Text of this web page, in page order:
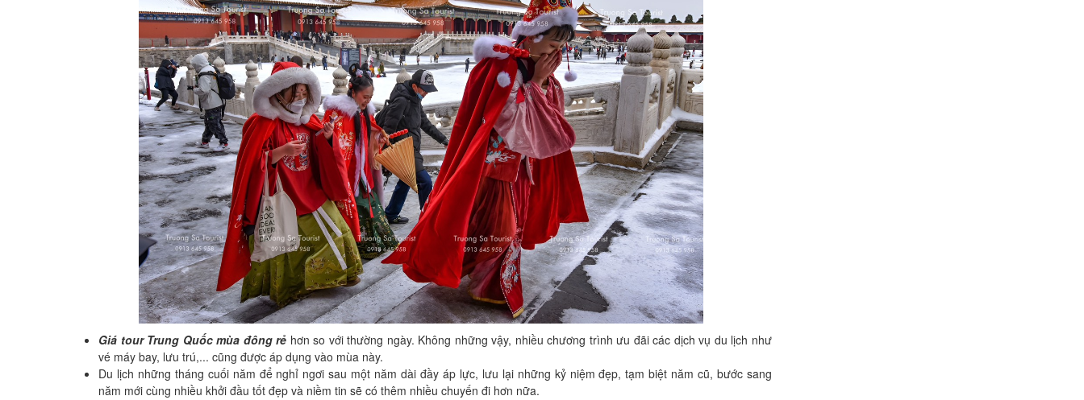
Giá tour Trung Quốc mùa đông rẻ hơn so với thường ngày. Không những vậy, nhiều chương trình ưu đãi các dịch vụ du lịch như
vé máy bay, lưu trú,... cũng được áp dụng vào mùa này.
Du lịch những tháng cuối năm để nghỉ ngơi sau một năm dài đầy áp lực, lưu lại những kỷ niệm đẹp, tạm biệt năm cũ, bước sang
năm mới cùng nhiều khởi đầu tốt đẹp và niềm tin sẽ có thêm nhiều chuyến đi hơn nữa.